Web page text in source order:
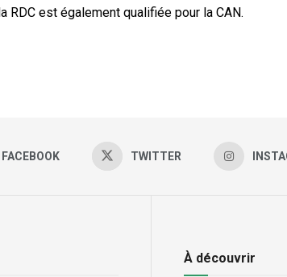
RDC est également qualifiée pour la CAN.
FACEBOOK TWITTER
À découvrir